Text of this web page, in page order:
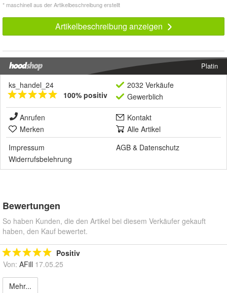
* maschinell aus der Artikelbeschreibung erstellt
Artikelbeschreibung anzeigen
Platin
ks_handel_24
100% positiv
2032 Verkäufe
Gewerblich
Anrufen
Kontakt
Merken
Alle Artikel
Impressum
AGB & Datenschutz
Widerrufsbelehrung
Bewertungen
So haben Kunden, die den Artikel bei diesem Verkäufer gekauft
haben, den Kauf bewertet.
Positiv
Von: AFill 17.05.25
Mehr...